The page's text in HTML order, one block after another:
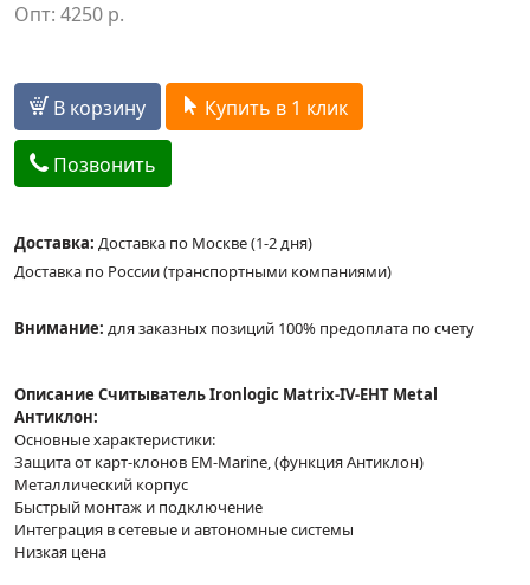
Опт: 4250 р.
В корзину Купить в 1 клик
Позвонить
Доставка: Доставка по Москве (1-2 дня)
Доставка по России (транспортными компаниями)
Внимание: для заказных позиций 100% предоплата по счету
Описание Считыватель Ironlogic Matrix-IV-EHT Metal
Антиклон:
Основные характеристики:
Защита от карт-клонов EM-Marine, (функция Антиклон)
Металлический корпус
Быстрый монтаж и подключение
Интеграция в сетевые и автономные системы
Низкая цена